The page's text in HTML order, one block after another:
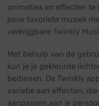
animaties en effecten te
jouw favoriete muziek
verkrijgbare Twinkly
Met behulp van de
kun je je gekleurde
bedienen. De Twinkly
variatie aan effecten,
aanpassen aan je